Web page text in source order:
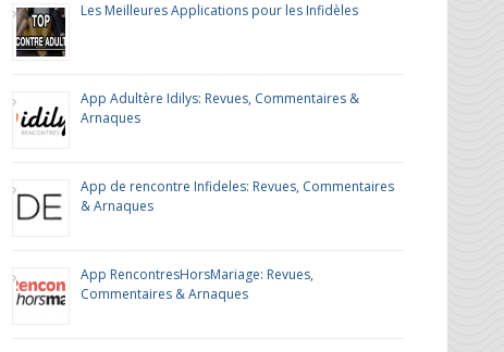
Les Meilleures Applications pour les Infidèles
App Adultère Idilys: Revues, Commentaires &
Arnaques
App de rencontre Infideles: Revues, Commentaires
& Arnaques
App RencontresHorsMariage: Revues,
Commentaires & Arnaques